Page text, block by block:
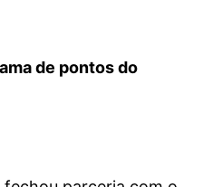
de pontos do